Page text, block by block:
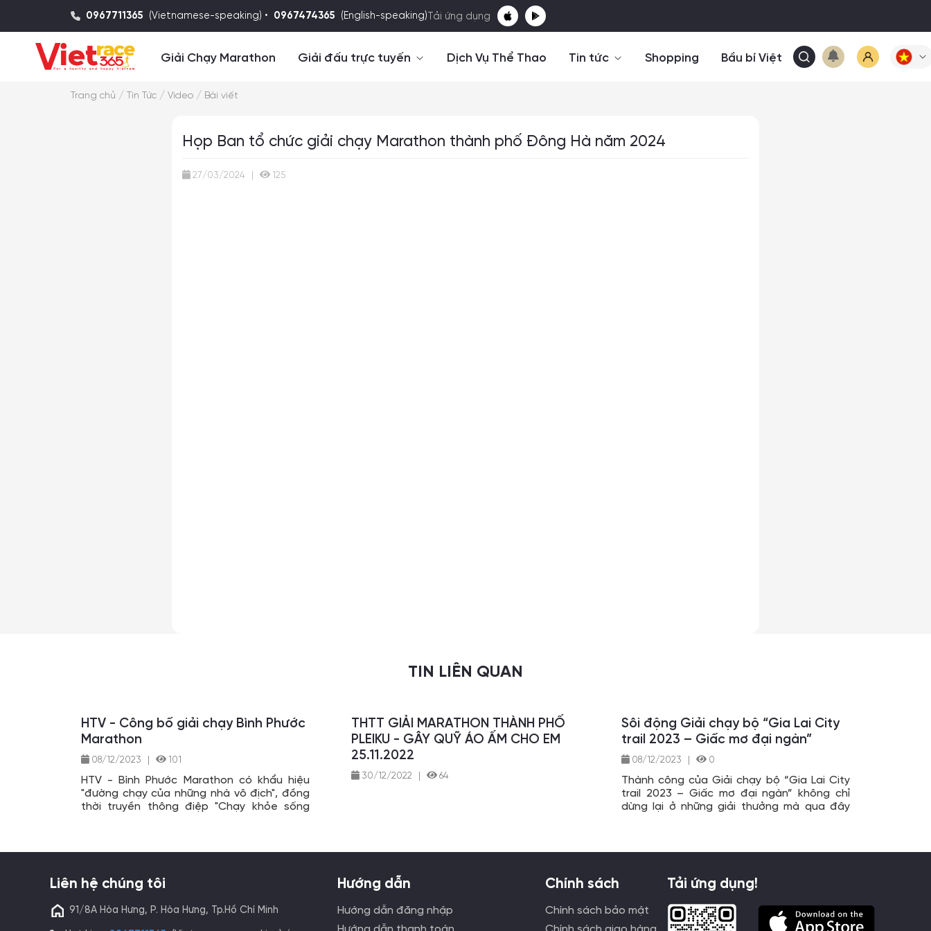
0967711365 (Vietnamese-speaking) • 0967474365 (English-speaking) Tải ứng dụng
Giải Chạy Marathon Giải đấu trực tuyến Dịch Vụ Thể Thao Tin tức Shopping Bầu bí Việt
Trang chủ / Tin Tức / Video / Bài viết
Họp Ban tổ chức giải chạy Marathon thành phố Đông Hà năm 2024
27/03/2024 | 125
TIN LIÊN QUAN
HTV - Công bố giải chạy Bình Phước
Marathon
08/12/2023 101
HTV - Bình Phước Marathon có khẩu hiệu
"đường chạy của những nhà vô địch", đồng
thời truyền thông điệp "Chạy khỏe sống
THTT GIẢI MARATHON THÀNH PHỐ
PLEIKU - GÂY QUỸ ÁO ẤM CHO EM
25.11.2022
30/12/2022 64
Sôi động Giải chạy bộ “Gia Lai City
trail 2023 – Giấc mơ đại ngàn”
08/12/2023 0
Thành công của Giải chạy bộ “Gia Lai City
trail 2023 – Giấc mơ đại ngàn” không chỉ
dừng lại ở những giải thưởng mà qua đây
du khách đến thưởng ngoạn, tìm hiểu những
Tây Nguyên đại ngàn./.
Liên hệ chúng tôi
91/8A Hòa Hưng, P. Hòa Hưng, Tp.Hồ Chí Minh
Hướng dẫn
Hướng dẫn đăng nhập
Chính sách
Chính sách bảo mật
Tải ứng dụng!